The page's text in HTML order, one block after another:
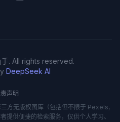
. All rights reserved.
DeepSeek AI
声明
方无版权图库（包括但不限于 Pexels,
供便捷的检索服务，仅供个人学习、